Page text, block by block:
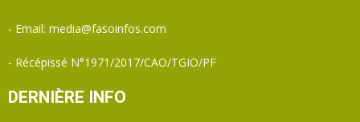
- Email: media@fasoinfos.com
- Récépissé N°1971/2017/CAO/TGIO/PF
DERNIÈRE INFO